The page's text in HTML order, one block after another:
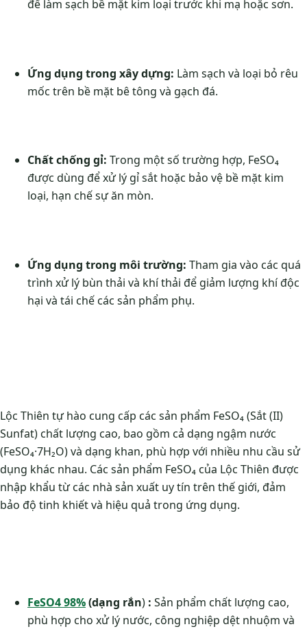
để làm sạch bề mặt kim loại trước khi mạ hoặc sơn.
Ứng dụng trong xây dựng: Làm sạch và loại bỏ rêu
mốc trên bề mặt bê tông và gạch đá.
Chất chống gỉ: Trong một số trường hợp, FeSO₄
được dùng để xử lý gỉ sắt hoặc bảo vệ bề mặt kim
loại, hạn chế sự ăn mòn.
Ứng dụng trong môi trường: Tham gia vào các quá
trình xử lý bùn thải và khí thải để giảm lượng khí độc
hại và tái chế các sản phẩm phụ.
Lộc Thiên tự hào cung cấp các sản phẩm FeSO₄ (Sắt (II)
Sunfat) chất lượng cao, bao gồm cả dạng ngậm nước
(FeSO₄·7H₂O) và dạng khan, phù hợp với nhiều nhu cầu sử
dụng khác nhau. Các sản phẩm FeSO₄ của Lộc Thiên được
nhập khẩu từ các nhà sản xuất uy tín trên thế giới, đảm
bảo độ tinh khiết và hiệu quả trong ứng dụng.
FeSO4 98%(dạng rắn) : Sản phẩm chất lượng cao,
phù hợp cho xử lý nước, công nghiệp dệt nhuộm và